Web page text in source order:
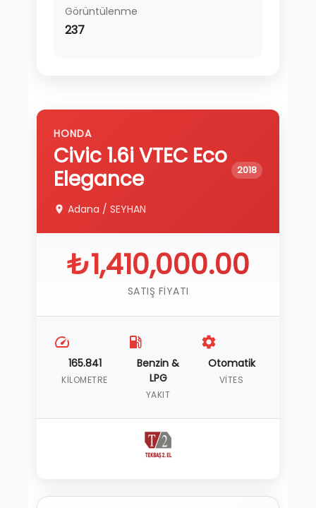
Görüntülenme
237
HONDA
Civic 1.6i VTEC Eco
Elegance
2018
Adana / SEYHAN
₺1,410,000.00
SATIŞ FIYATI
165.841
KILOMETRE
Benzin &
LPG
YAKIT
Otomatik
VITES